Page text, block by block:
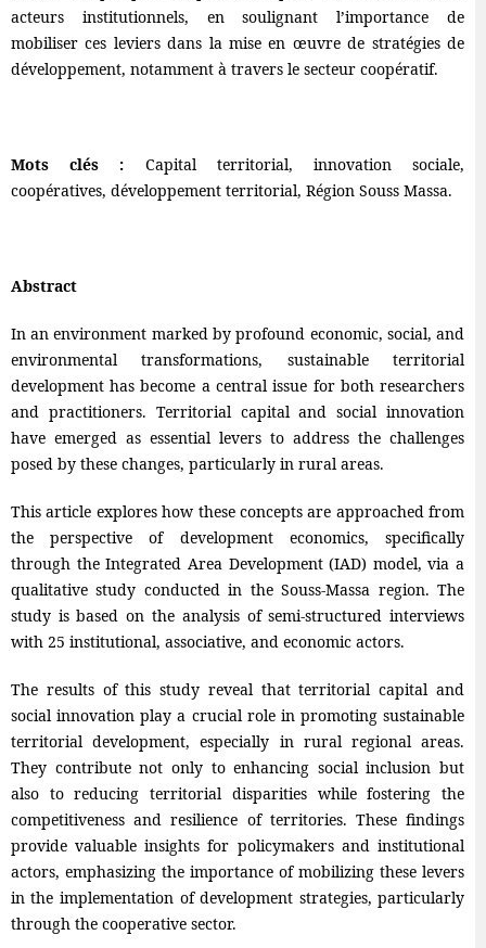
acteurs institutionnels, en soulignant l’importance de
mobiliser ces leviers dans la mise en œuvre de stratégies de
développement, notamment à travers le secteur coopératif.
Mots clés : Capital territorial, innovation sociale,
coopératives, développement territorial, Région Souss Massa.
Abstract
In an environment marked by profound economic, social, and
environmental transformations, sustainable territorial
development has become a central issue for both researchers
and practitioners. Territorial capital and social innovation
have emerged as essential levers to address the challenges
posed by these changes, particularly in rural areas.
This article explores how these concepts are approached from
the perspective of development economics, specifically
through the Integrated Area Development (IAD) model, via a
qualitative study conducted in the Souss-Massa region. The
study is based on the analysis of semi-structured interviews
with 25 institutional, associative, and economic actors.
The results of this study reveal that territorial capital and
social innovation play a crucial role in promoting sustainable
territorial development, especially in rural regional areas.
They contribute not only to enhancing social inclusion but
also to reducing territorial disparities while fostering the
competitiveness and resilience of territories. These findings
provide valuable insights for policymakers and institutional
actors, emphasizing the importance of mobilizing these levers
in the implementation of development strategies, particularly
through the cooperative sector.